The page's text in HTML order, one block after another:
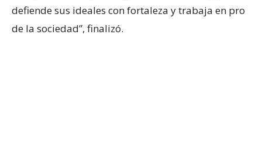
defiende sus ideales con fortaleza y trabaja en pro
de la sociedad”, finalizó.